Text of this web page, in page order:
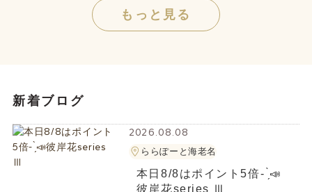
もっと見る
新着ブログ
2026.08.08
ららぽーと海老名
本日8/8はポイント5倍- ̗̀📣
彼岸花series Ⅲ